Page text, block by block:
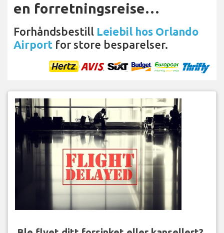
en forretningsreise…
Forhåndsbestill Leiebil hos Orlando
Airport for store besparelser.